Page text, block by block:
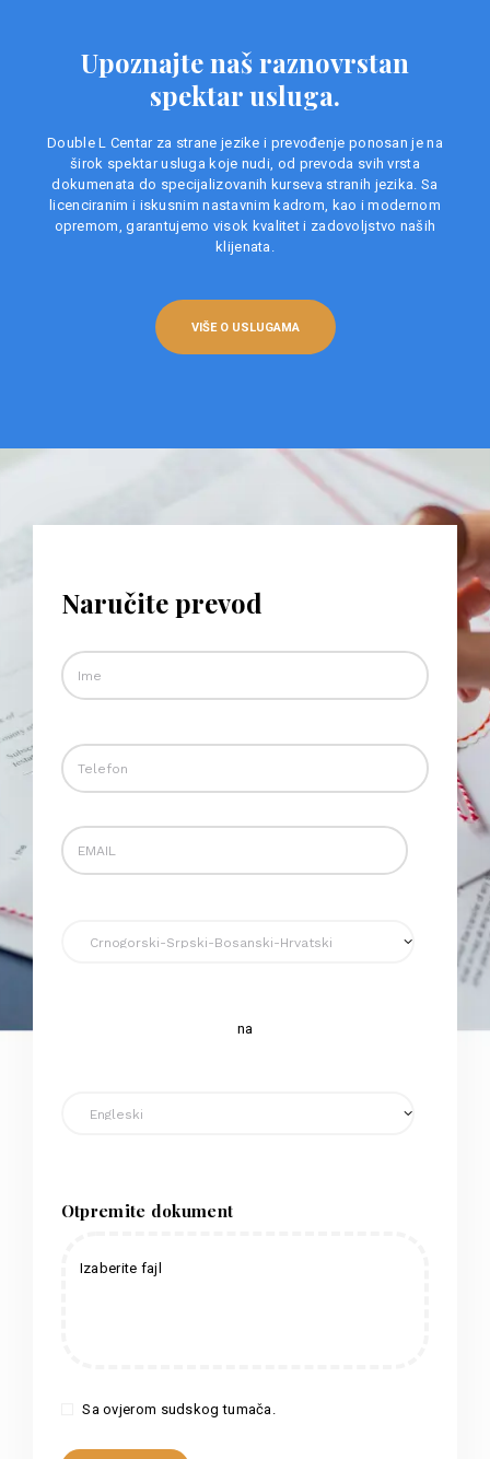
Upoznajte naš raznovrstan
spektar usluga.
Double L Centar za strane jezike i prevođenje ponosan je na
širok spektar usluga koje nudi, od prevoda svih vrsta
dokumenata do specijalizovanih kurseva stranih jezika. Sa
licenciranim i iskusnim nastavnim kadrom, kao i modernom
opremom, garantujemo visok kvalitet i zadovoljstvo naših
klijenata.
VIŠE O USLUGAMA
Naručite prevod
na
Otpremite dokument
Izaberite fajl
Sa ovjerom sudskog tumača.